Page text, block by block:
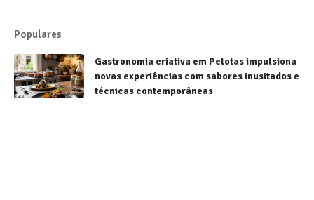
Populares
Gastronomia criativa em Pelotas impulsiona
novas experiências com sabores inusitados e
técnicas contemporâneas